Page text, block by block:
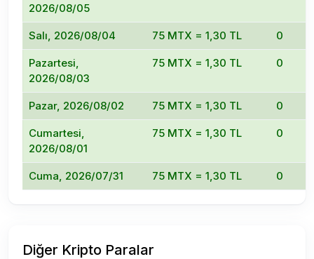
2026/08/05
Salı, 2026/08/04 75 MTX = 1,30 TL 0
Pazartesi,
2026/08/03
75 MTX = 1,30 TL 0
Pazar, 2026/08/02 75 MTX = 1,30 TL 0
Cumartesi,
2026/08/01
75 MTX = 1,30 TL 0
Cuma, 2026/07/31 75 MTX = 1,30 TL 0
Diğer Kripto Paralar